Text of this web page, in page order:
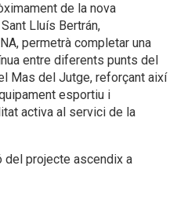
de la nova
Lluís Bertrán,
permetrà completar una
entre diferents punts del
Mas del Jutge, reforçant així
esportiu i
activa al servici de la
projecte ascendix a